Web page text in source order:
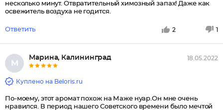
несколько минут. Отвратительный химозный запах! Даже как
освежитель воздуха не годится.
Ответить 2 1
М
Марина, Калининград 18.05.2022
Куплено на Beloris.ru
По-моему, этот аромат похож на Маже нуар.Он мне очень
нравился. В период нашего Советского времени было мечтой